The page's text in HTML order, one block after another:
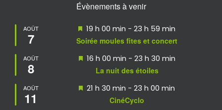
Évènements à venir
AOÛT
7
Mis
en
avant
19 h 00 min - 23 h 59 min
Soirée moules fites et concert
AOÛT
8
Mis
avant
16 h 00 min - 23 h 30 min
La nuit des étoiles
AOÛT
11
Mis
21 h 30 min - 23 h 00 min
CinéCyclo